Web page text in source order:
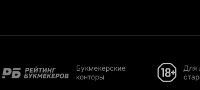
Букмекерские
конторы
Для